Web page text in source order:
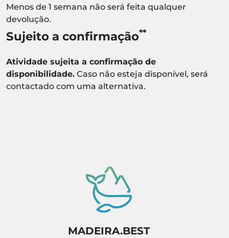
Menos de 1 semana não será feita qualquer
devolução.
Sujeito a confirmação**
Atividade sujeita a confirmação de
disponibilidade. Caso não esteja disponível, será
contactado com uma alternativa.
MADEIRA.BEST